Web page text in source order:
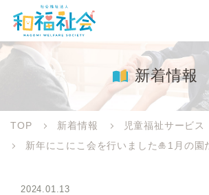
新着情報
TOP 新着情報
児童福祉サービス
新年にこにこ会を行いました🎍1月の園
2024.01.13